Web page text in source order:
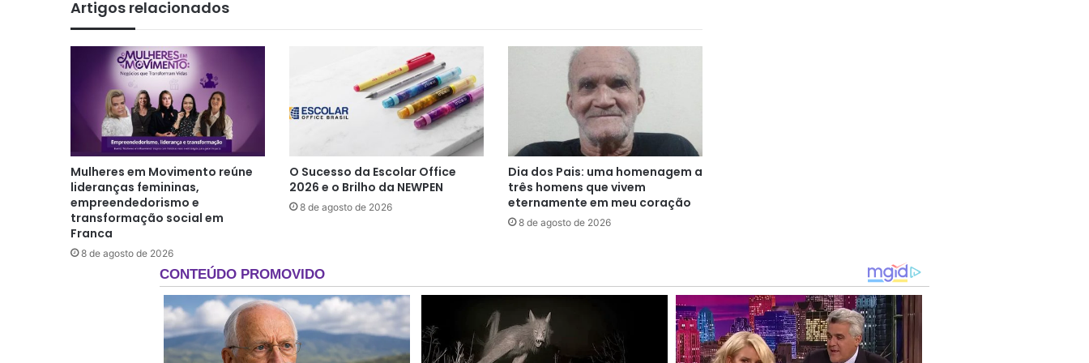
Artigos relacionados
Mulheres em Movimento reúne
lideranças femininas,
empreendedorismo e
transformação social em
Franca
8 de agosto de 2026
O Sucesso da Escolar Office
2026 e o Brilho da NEWPEN
8 de agosto de 2026
Dia dos Pais: uma homenagem a
três homens que vivem
eternamente em meu coração
8 de agosto de 2026